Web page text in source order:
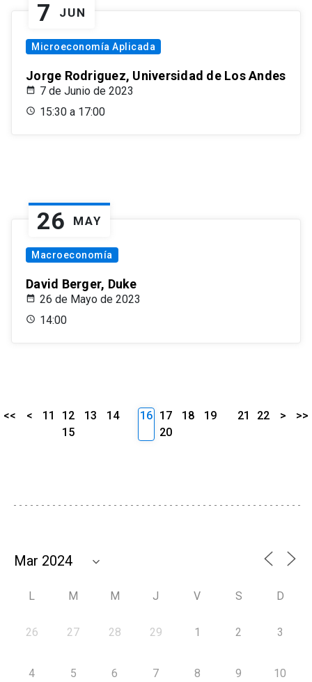
7 JUN
Microeconomía Aplicada
Jorge Rodriguez, Universidad de Los Andes
7 de Junio de 2023
15:30 a 17:00
26 MAY
Macroeconomía
David Berger, Duke
26 de Mayo de 2023
14:00
<< < 11 12 13
14
15
16 17 18
19
20
21 22 > >>
L M M J V S D
26 27 28 29 1 2 3
4 5 6 7 8 9 10